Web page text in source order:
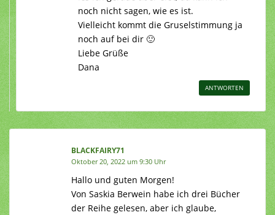
noch nicht sagen, wie es ist.
Vielleicht kommt die Gruselstimmung ja
noch auf bei dir 🙂
Liebe Grüße
Dana
ANTWORTEN
BLACKFAIRY71
Oktober 20, 2022 um 9:30 Uhr
Hallo und guten Morgen!
Von Saskia Berwein habe ich drei Bücher
der Reihe gelesen, aber ich glaube,